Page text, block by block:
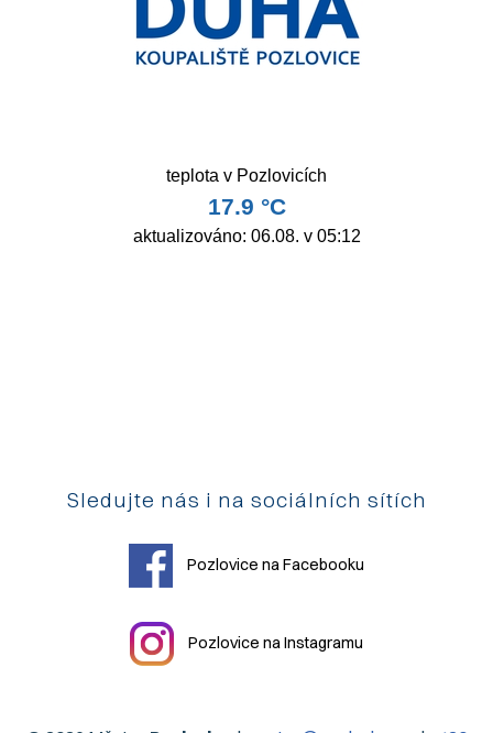
Sledujte nás i na sociálních sítích
Pozlovice na Facebooku
Pozlovice na Instagramu